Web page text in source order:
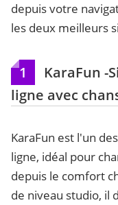
depuis votre
les deux meilleurs
1
KaraFun -
ligne avec
KaraFun est l'un
ligne, idéal pour
depuis le comfort
de niveau studio, il